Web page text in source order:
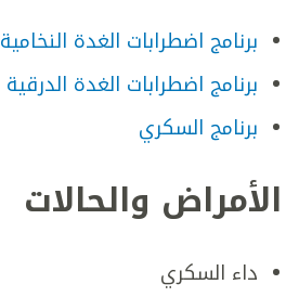
برنامج اضطرابات الغدة النخامية
برنامج اضطرابات الغدة الدرقية
برنامج السكري
الأمراض والحالات
داء السكري